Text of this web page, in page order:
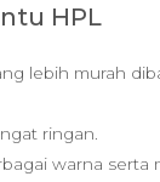
HPL
lebih murah
ringan.
warna serta